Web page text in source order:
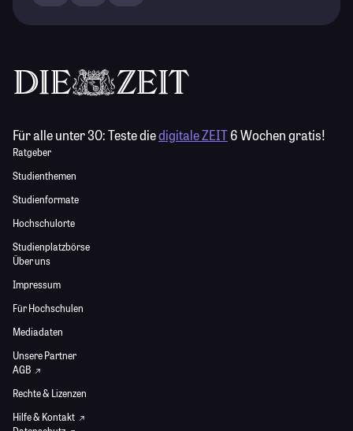
Für alle unter 30:Teste diedigitale ZEIT6 Wochen gratis!
Ratgeber
Studienthemen
Studienformate
Hochschulorte
Studienplatzbörse
Über uns
Impressum
Für Hochschulen
Mediadaten
Unsere Partner
AGB
Rechte & Lizenzen
Hilfe & Kontakt